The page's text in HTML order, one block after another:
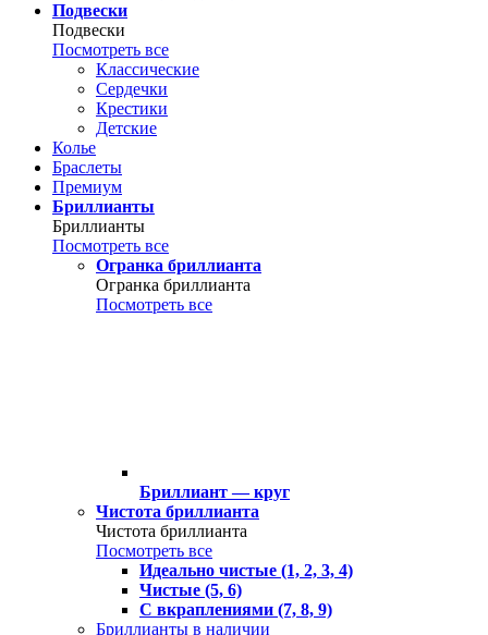
Подвески
Подвески
Посмотреть все
Классические
Сердечки
Крестики
Детские
Колье
Браслеты
Премиум
Бриллианты
Бриллианты
Посмотреть все
Огранка бриллианта
Огранка бриллианта
Посмотреть все
Бриллиант — круг
Чистота бриллианта
Чистота бриллианта
Посмотреть все
Идеально чистые (1, 2, 3, 4)
Чистые (5, 6)
С вкраплениями (7, 8, 9)
Бриллианты в наличии